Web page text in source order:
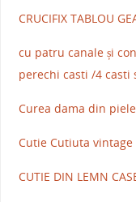
CRUCIFIX TABLOU
cu patru canale și
perechi casti /4 casti
Curea dama din
Cutie Cutiuta vintage
CUTIE DIN LEMN